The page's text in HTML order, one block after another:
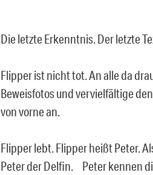
Die letzte Erkenntnis. Der letzte
Flipper ist nicht tot. An alle da
Beweisfotos und vervielfältige
von vorne an.
Flipper lebt. Flipper heißt Peter.
Peter der Delfin. Peter kennen